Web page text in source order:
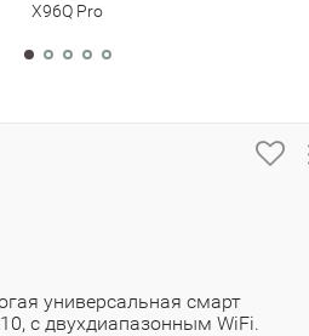
X96Q Pro
универсальная смарт
с двухдиапазонным WiFi.